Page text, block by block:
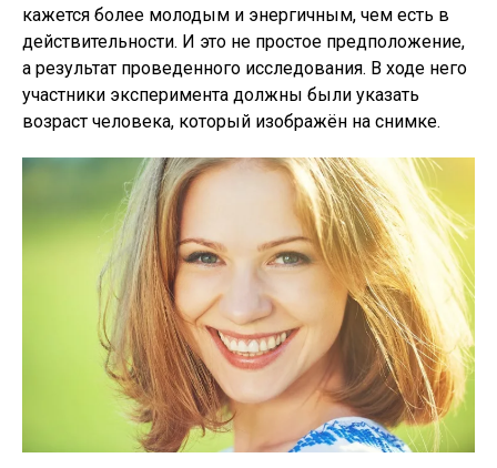
кажется более молодым и энергичным, чем есть в
действительности. И это не простое предположение,
а результат проведенного исследования. В ходе него
участники эксперимента должны были указать
возраст человека, который изображён на снимке.